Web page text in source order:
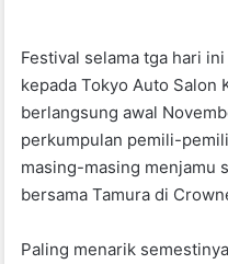
Festival selama tga hari
kepada Tokyo Auto Salon
berlangsung awal
perkumpulan pemili-
masing-masing menjamu
bersama Tamura di
Paling menarik